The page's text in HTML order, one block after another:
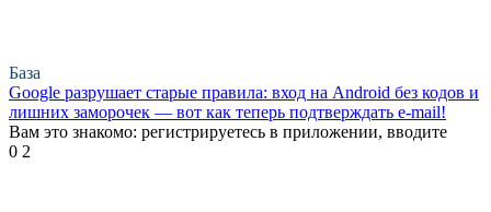
База
Google разрушает старые правила: вход на Android без кодов и
лишних заморочек — вот как теперь подтверждать e-mail!
Вам это знакомо: регистрируетесь в приложении, вводите
0 2